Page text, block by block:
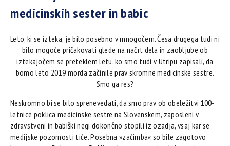
medicinskih sester in babic
Leto, ki se izteka, je bilo posebno v mnogočem. Česa drugega tudi ni
bilo mogoče pričakovati glede na načrt dela in zaobljube ob
iztekajočem se preteklem letu, ko smo tudi v Utripu zapisali, da
bomo leto 2019 morda začinile prav skromne medicinske sestre.
Smo ga res?
Neskromno bi se bilo sprenevedati, da smo prav ob obeležitvi 100-
letnice poklica medicinske sestre na Slovenskem, zaposleni v
zdravstveni in babiški negi dokončno stopili iz ozadja, vsaj kar se
medijske pozornosti tiče. Posebna »začimba« so bile zagotovo